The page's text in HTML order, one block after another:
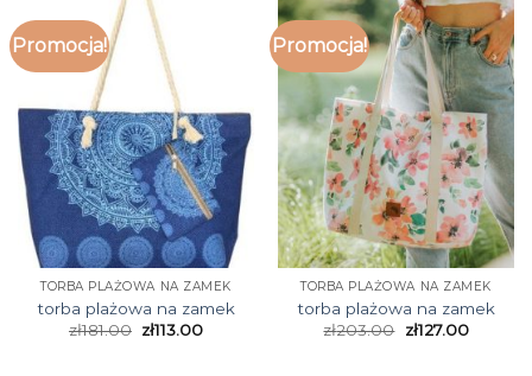
Promocja!
TORBA PLAŻOWA NA ZAMEK
torba plażowa na zamek
zł181.00 zł113.00
Promocja!
TORBA PLAŻOWA NA ZAMEK
torba plażowa na zamek
zł203.00 zł127.00